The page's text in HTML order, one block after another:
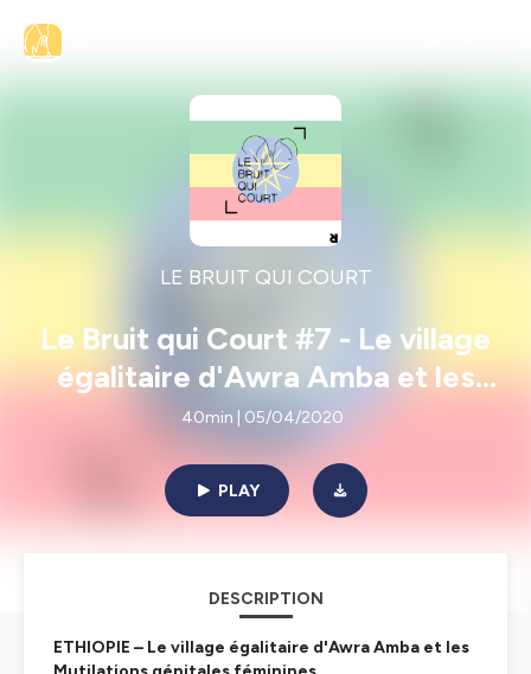
LE BRUIT QUI COURT
Le Bruit qui Court #7 - Le village
égalitaire d'Awra Amba et les
Mutilations génitales féminines
40min | 05/04/2020
PLAY
DESCRIPTION
ETHIOPIE – Le village égalitaire d'Awra Amba et les